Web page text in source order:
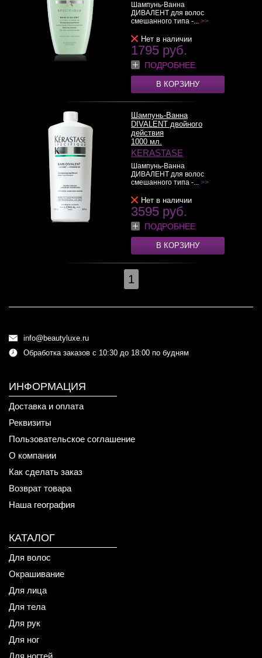
Шампунь-Ванна
ДИВАЛЕНТ для волос
смешанного типа -... >>
Нет в наличии
1795 руб.
ПОДРОБНЕЕ
В КОРЗИНУ
Шампунь-Ванна
DIVALENT двойного
действия
1000 мл.
KERASTASE
Шампунь-Ванна
ДИВАЛЕНТ для волос
смешанного типа -... >>
Нет в наличии
3595 руб.
ПОДРОБНЕЕ
В КОРЗИНУ
1
info@beautyluxe.ru
Обработка заказов с 10:30 до 18:00 по будням
ИНФОРМАЦИЯ
Доставка и оплата
Реквизиты
Пользовательское соглашение
О компании
Как сделать заказ
Возврат товара
Наша география
КАТАЛОГ
Для волос
Окрашивание
Для лица
Для тела
Для рук
Для ног
Для ногтей